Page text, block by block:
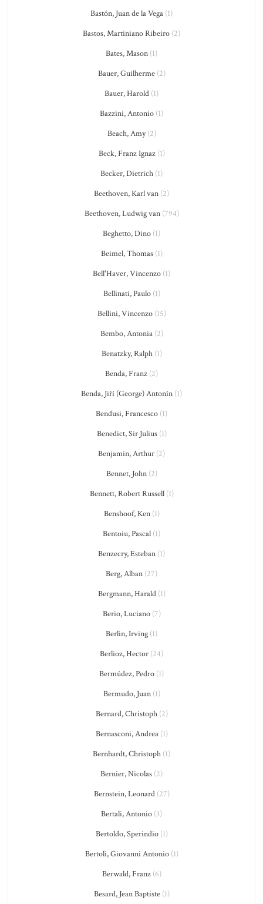
Bastón, Juan de la Vega (1)
Bastos, Martiniano Ribeiro (2)
Bates, Mason (1)
Bauer, Guilherme(2)
Bauer, Harold (1)
Bazzini, Antonio (1)
Beach, Amy(2)
Beck, Franz Ignaz(1)
Becker, Dietrich (1)
Beethoven, Karl van (2)
Beethoven, Ludwig van(794)
Beghetto, Dino (1)
Beimel, Thomas(1)
Bell'Haver, Vincenzo (1)
Bellinati, Paulo(1)
Bellini, Vincenzo(15)
Bembo, Antonia(2)
Benatzky, Ralph(1)
Benda, Franz (2)
Benda, Jiří (George) Antonín (1)
Bendusi, Francesco (1)
Benedict, Sir Julius(1)
Benjamin, Arthur (2)
Bennet, John(2)
Bennett, Robert Russell(1)
Benshoof, Ken(1)
Bentoiu, Pascal (1)
Benzecry, Esteban (1)
Berg, Alban (27)
Bergmann, Harald(1)
Berio, Luciano(7)
Berlin, Irving (1)
Berlioz, Hector (24)
Bermúdez, Pedro (1)
Bermudo, Juan(1)
Bernard, Christoph(2)
Bernasconi, Andrea(1)
Bernhardt, Christoph (1)
Bernier, Nicolas (2)
Bernstein, Leonard(27)
Bertali, Antonio (3)
Bertoldo, Sperindio(1)
Bertoli, Giovanni Antonio(1)
Berwald, Franz(6)
Besard, Jean Baptiste(1)